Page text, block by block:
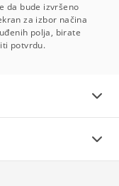
da bude izvršeno
za izbor načina
polja, birate
potvrdu.